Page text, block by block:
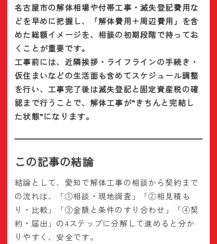
名古屋市の解体相場や付帯工事・滅失登記費用な
どを早めに把握し、「解体費用＋周辺費用」を含
めた総額イメージを、相談の初期段階で持ってお
くことが重要です。
工事前には、近隣挨拶・ライフラインの手続き・
仮住まいなどの生活面も含めてスケジュール調整
を行い、工事完了後は滅失登記と固定資産税の確
認まで行うことで、解体工事が”きちんと完結し
た状態”になります。
この記事の結論
結論として、愛知で解体工事の相談から契約まで
の流れは、「①相談・現地調査」「②相見積も
り・比較」「③金額と条件のすり合わせ」「④契
約・届出」の4ステップに分解して進めると分か
りやすく、安全です。